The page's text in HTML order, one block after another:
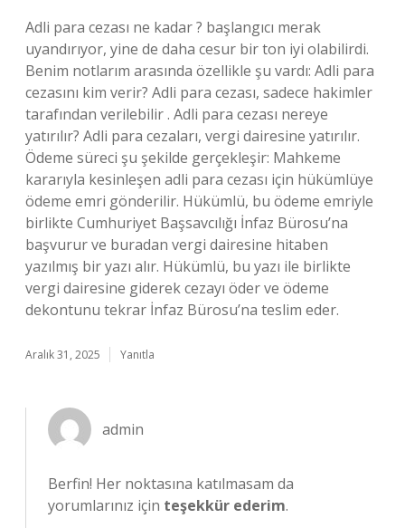
Adli para cezası ne kadar ? başlangıcı merak
uyandırıyor, yine de daha cesur bir ton iyi olabilirdi.
Benim notlarım arasında özellikle şu vardı: Adli para
cezasını kim verir? Adli para cezası, sadece hakimler
tarafından verilebilir . Adli para cezası nereye
yatırılır? Adli para cezaları, vergi dairesine yatırılır.
Ödeme süreci şu şekilde gerçekleşir: Mahkeme
kararıyla kesinleşen adli para cezası için hükümlüye
ödeme emri gönderilir. Hükümlü, bu ödeme emriyle
birlikte Cumhuriyet Başsavcılığı İnfaz Bürosu’na
başvurur ve buradan vergi dairesine hitaben
yazılmış bir yazı alır. Hükümlü, bu yazı ile birlikte
vergi dairesine giderek cezayı öder ve ödeme
dekontunu tekrar İnfaz Bürosu’na teslim eder.
Aralık 31, 2025 Yanıtla
admin
Berfin! Her noktasına katılmasam da
yorumlarınız için teşekkür ederim.